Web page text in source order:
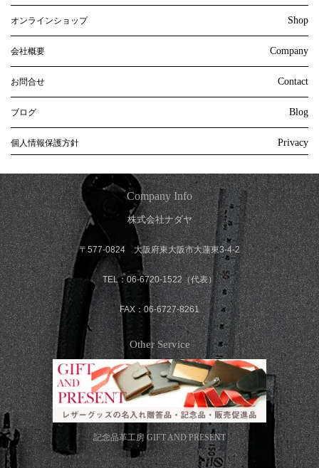
オンラインショップ Shop
会社概要 Company
お問合せ Contact
ブログ Blog
個人情報保護方針 Privacy
Company Info
株式会社ナダヤ
〒577-0824 大阪府東大阪市大蓮東3-4-2
TEL：06-6720-1522（代表）
FAX：06-6727-8261
Other Service
記念品革工房 GIFT AND PRESENT